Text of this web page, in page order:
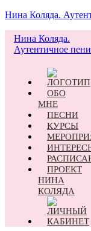
Нина Коляда.
Нина Коляда.
Аутентичное
ОБО
МНЕ
ПЕСНИ
КУРСЫ
ПРОЕКТ
НИНА
КОЛЯДА